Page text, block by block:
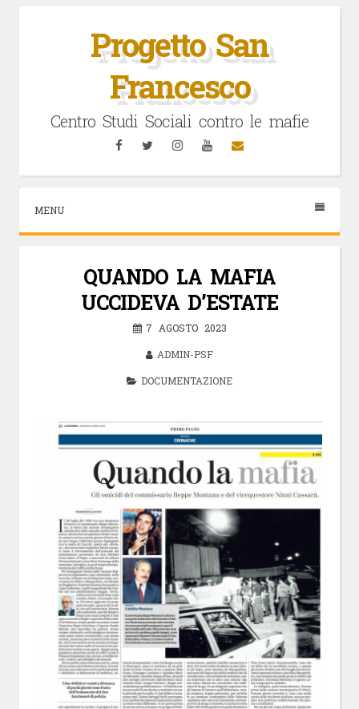
Progetto San
Francesco
Centro Studi Sociali contro le mafie
FacebookTwitterInstagramYouTubeEmail
MENU
QUANDO LA MAFIA
UCCIDEVA D’ESTATE
7 AGOSTO 2023
ADMIN-PSF
DOCUMENTAZIONE